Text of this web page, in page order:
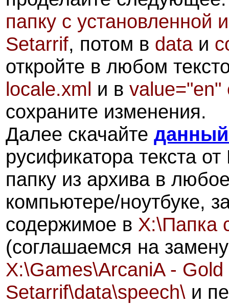
папку с установленной
Setarrif, потом в dataи
откройте в любом
locale.xml и в value="en"
сохраните изменения.
Далее скачайте
русификатора текста
папку из архива в
компьютере/ноутбуке,
содержимое в X:\Папка
(соглашаемся на
X:\Games\ArcaniA -
Setarrif\data\speech\ и